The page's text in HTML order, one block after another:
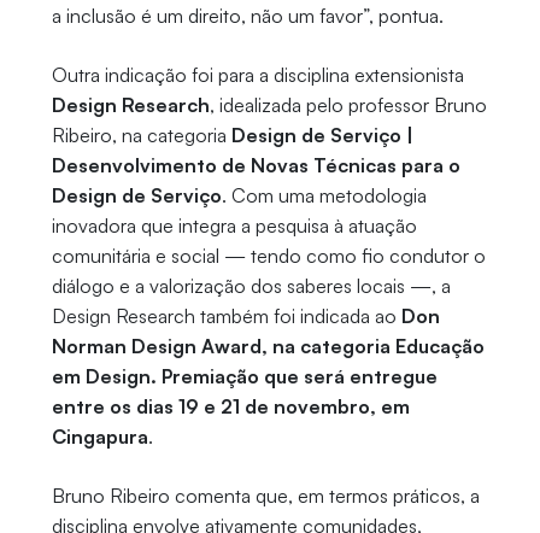
a inclusão é um direito, não um favor”, pontua.
Outra indicação foi para a disciplina extensionista
Design Research, idealizada pelo professor Bruno
Ribeiro, na categoria Design de Serviço |
Desenvolvimento de Novas Técnicas para o
Design de Serviço. Com uma metodologia
inovadora que integra a pesquisa à atuação
comunitária e social — tendo como fio condutor o
diálogo e a valorização dos saberes locais —, a
Design Research também foi indicada ao Don
Norman Design Award, na categoria Educação
em Design. Premiação que será entregue
entre os dias 19 e 21 de novembro, em
Cingapura.
Bruno Ribeiro comenta que, em termos práticos, a
disciplina envolve ativamente comunidades,